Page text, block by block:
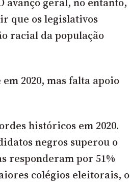
que os legislativos
racial da população
2020, mas falta apoio
históricos em 2020.
negros superou o
responderam por 51%
colégios eleitorais, o